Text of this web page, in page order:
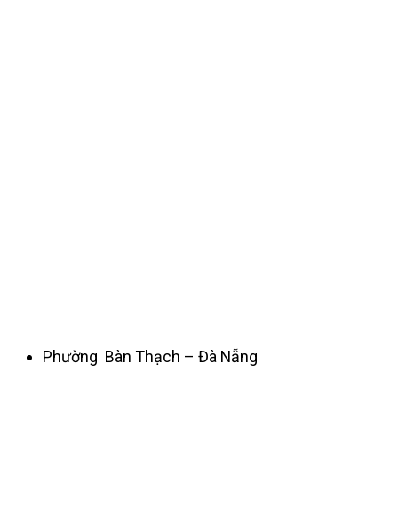
Phường Bàn Thạch – Đà Nẵng